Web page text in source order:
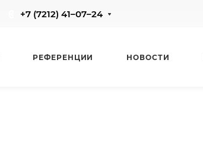
+7 (7212) 41–07–24
РЕФЕРЕНЦИИ НОВОСТИ